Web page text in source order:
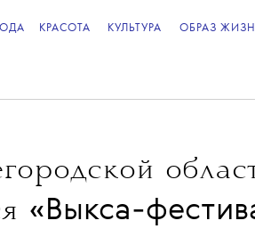
КРАСОТА КУЛЬТУРА ОБРАЗ
«Выкса-